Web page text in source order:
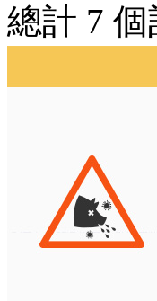
總計 7